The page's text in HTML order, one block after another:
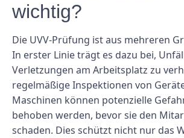
wichtig?
Die UVV-Prüfung ist aus mehreren
In erster Linie trägt es dazu bei,
Verletzungen am Arbeitsplatz zu
regelmäßige Inspektionen von
Maschinen können potenzielle
behoben werden, bevor sie den
schaden. Dies schützt nicht nur das